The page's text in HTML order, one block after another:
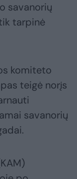
savanorių
tarpinė
komiteto
teigė norįs
savanorių